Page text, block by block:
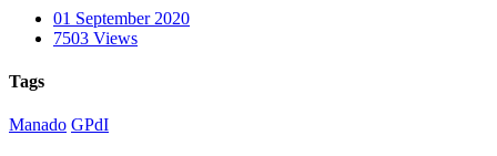
01 September 2020
7503 Views
Tags
Manado GPdI